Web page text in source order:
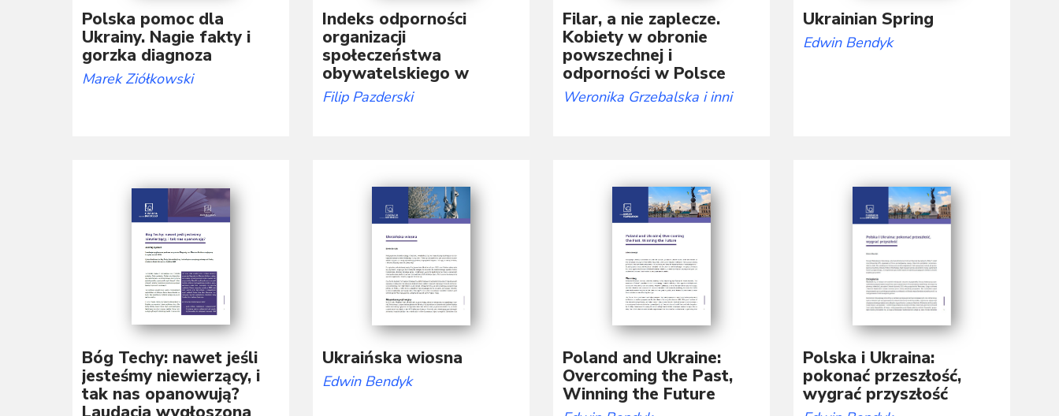
Polska pomoc dla
Ukrainy. Nagie fakty i
gorzka diagnoza
Marek Ziółkowski
Indeks odporności
organizacji
społeczeństwa
obywatelskiego w
Polsce
Filip Pazderski
Filar, a nie zaplecze.
Kobiety w obronie
powszechnej i
odporności w Polsce
Weronika Grzebalska i inni
Ukrainian Spring
Edwin Bendyk
Bóg Techy: nawet jeśli
jesteśmy niewierzący, i
tak nas opanowują?
Ukraińska wiosna
Edwin Bendyk
Poland and Ukraine:
Overcoming the Past,
Winning the Future
Polska i Ukraina:
pokonać przeszłość,
wygrać przyszłość